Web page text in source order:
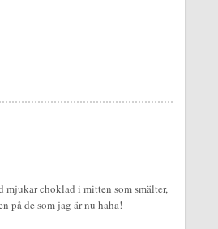
mjukar choklad i mitten som smälter,
på de som jag är nu haha!